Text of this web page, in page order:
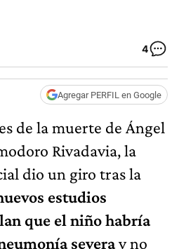
4
Agregar PERFIL en Google
de la muerte de Ángel
Rivadavia, la
dio un giro tras la
estudios
que el niño habría
severay no